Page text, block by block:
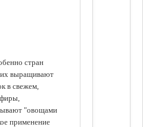
стран
их выращивают
в свежем,
"овощами
применение